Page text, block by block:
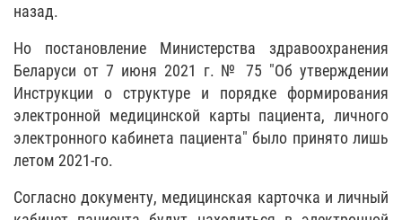
назад.
Но постановление Министерства здравоохранения
Беларуси от 7 июня 2021 г. № 75 "Об утверждении
Инструкции о структуре и порядке формирования
электронной медицинской карты пациента, личного
электронного кабинета пациента" было принято лишь
летом 2021-го.
Согласно документу, медицинская карточка и личный